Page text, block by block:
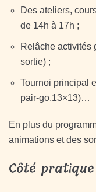
Des ateliers,
de 14h à 17h ;
Relâche activités
sortie) ;
Tournoi principal
pair-go,13×13)…
En plus du
animations et des
Côté pratique